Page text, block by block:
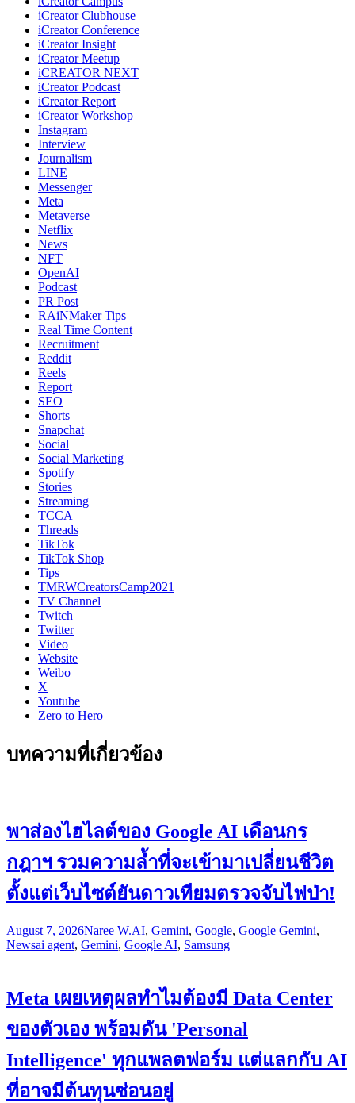
iCreator Clubhouse
iCreator Conference
iCreator Insight
iCreator Meetup
iCREATOR NEXT
iCreator Podcast
iCreator Report
iCreator Workshop
Instagram
Interview
Journalism
LINE
Messenger
Meta
Metaverse
Netflix
News
NFT
OpenAI
Podcast
PR Post
RAiNMaker Tips
Real Time Content
Recruitment
Reddit
Reels
Report
SEO
Shorts
Snapchat
Social
Social Marketing
Spotify
Stories
Streaming
TCCA
Threads
TikTok
TikTok Shop
Tips
TMRWCreatorsCamp2021
TV Channel
Twitch
Twitter
Video
Website
Weibo
X
Youtube
Zero to Hero
บทความที่เกี่ยวข้อง
พาส่องไฮไลต์ของ Google AI เดือนกร
กฎาฯ รวมความล้ำที่จะเข้ามาเปลี่ยนชีวิต
ตั้งแต่เว็บไซต์ยันดาวเทียมตรวจจับไฟป่า!
August 7, 2026Naree W.AI, Gemini, Google, Google Gemini,
Newsai agent, Gemini, Google AI, Samsung
Meta เผยเหตุผลทำไมต้องมี Data Center
ของตัวเอง พร้อมดัน 'Personal
Intelligence' ทุกแพลตฟอร์ม แต่แลกกับ AI
ที่อาจมีต้นทุนซ่อนอยู่